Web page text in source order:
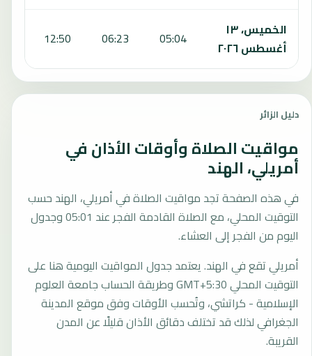
الخميس، ١٣
أغسطس ٢٠٢٦
05:04
06:23
12:50
دليل الزائر
مواقيت الصلاة وأوقات الأذان في
أمريلي، الهند
في هذه الصفحة تجد مواقيت الصلاة في أمريلي، الهند حسب
التوقيت المحلي، مع الصلاة القادمة الفجر عند 05:01 وجدول
اليوم من الفجر إلى العشاء.
أمريلي تقع في الهند. يعتمد جدول المواقيت اليومية هنا على
التوقيت المحلي GMT+5:30 وطريقة الحساب جامعة العلوم
الإسلامية - كراتشي، وتُحسب الأوقات وفق موقع المدينة
الجغرافي لذلك قد تختلف دقائق الأذان قليلًا عن المدن
القريبة.